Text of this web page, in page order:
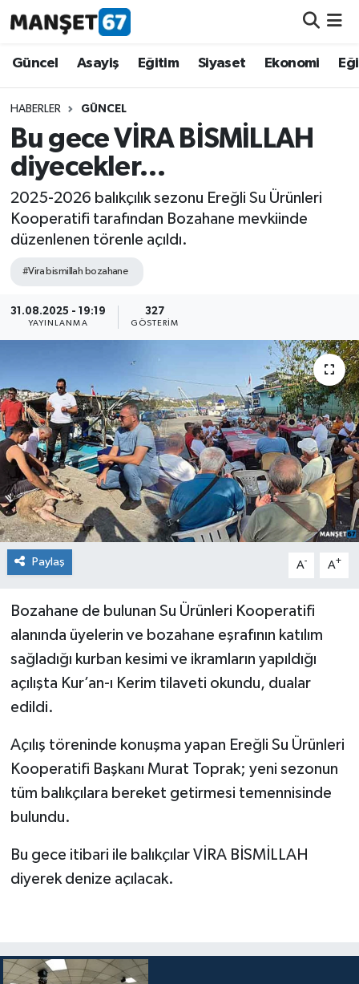
Güncel Asayiş Eğitim Siyaset Ekonomi
HABERLER GÜNCEL
Bu gece VİRA BİSMİLLAH
diyecekler…
2025-2026 balıkçılık sezonu Ereğli Su Ürünleri
Kooperatifi tarafından Bozahane mevkiinde
düzenlenen törenle açıldı.
#Vira bismillah bozahane
31.08.2025 - 19:19
YAYINLANMA
327
GÖSTERIM
Paylaş A- A+
Bozahane de bulunan Su Ürünleri Kooperatifi
alanında üyelerin ve bozahane eşrafının katılım
sağladığı kurban kesimi ve ikramların yapıldığı
açılışta Kur’an-ı Kerim tilaveti okundu, dualar
edildi.
Açılış töreninde konuşma yapan Ereğli Su Ürünleri
Kooperatifi Başkanı Murat Toprak; yeni sezonun
tüm balıkçılara bereket getirmesi temennisinde
bulundu.
Bu gece itibari ile balıkçılar VİRA BİSMİLLAH
diyerek denize açılacak.
Güncel
Asayiş
Siyaset
Spor
Eğitim
Ekonomi
Kültür-Sanat
Medya
Mizah
Röportaj
Teknoloji